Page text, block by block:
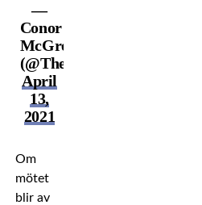
—
Conor
McGregor
(@TheNotoriousMMA)
April
13,
2021
Om
mötet
blir av